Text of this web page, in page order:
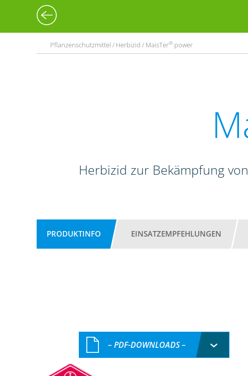
Pflanzenschutzmittel / Herbizid / MaisTer® power
Herbizid zur Bekämpfung
PRODUKTINFO EINSATZEMPFEHLUNGEN
– PDF-DOWNLOADS –